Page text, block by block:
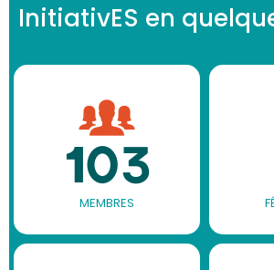
InitiativES en
103
MEMBRES